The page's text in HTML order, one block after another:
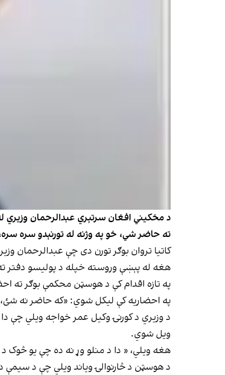
ته حاضر شي، خو په وژنه له تورنېدو سره
کاتیا تروان بوګر تورن دی چې عبدالرحمان
هغه له پېښې وروسته خپله د پولیسو دفتر
په تازه اقدام کې د هوسټن محکمې بوګر ته
په احضاریه کې لیکل شوي: «که حاضر نه
د وزیري د کورنۍ وکیل عمر خواجه ویلي چې
ویل شوي.
هغه ویلي، « دا د منلو وړ نه ده چې یو څوک
د هوسټن د څارنوالۍ ویاند ویلي چې د